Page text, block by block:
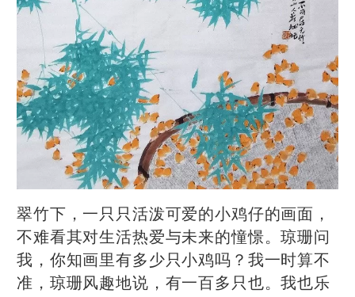
翠竹下，一只只活泼可爱的小鸡仔的画面，
不难看其对生活热爱与未来的憧憬。琼珊问
我，你知画里有多少只小鸡吗？我一时算不
准，琼珊风趣地说，有一百多只也。我也乐